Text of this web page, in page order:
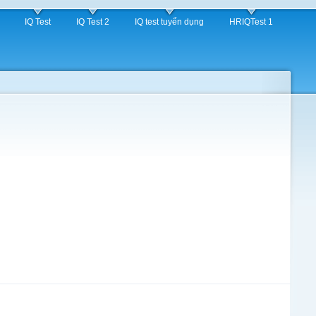
IQ Test IQ Test 2 IQ test tuyển dụng HRIQTest 1